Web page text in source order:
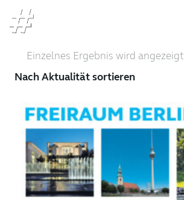
Einzelnes Ergebnis wird angezeigt